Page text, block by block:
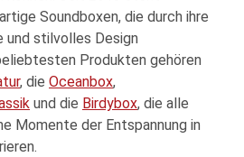
Soundboxen, die durch ihre
und stilvolles Design
Produkten gehören
, die Oceanbox,
und die Birdybox, die alle
Momente der Entspannung in